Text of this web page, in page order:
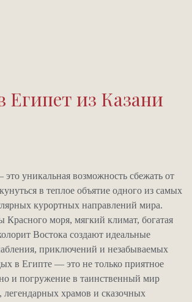
Египет из Казани
уникальная возможность сбежать от
в теплое объятие одного из самых
курортных направлений мира.
Красного моря, мягкий климат, богатая
Востока создают идеальные
приключений и незабываемых
в Египте — это не только приятное
и погружение в таинственный мир
храмов и сказочных